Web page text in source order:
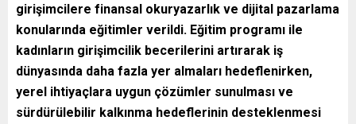
girişimcilere finansal okuryazarlık ve dijital pazarlama
konularında eğitimler verildi. Eğitim programı ile
kadınların girişimcilik becerilerini artırarak iş
dünyasında daha fazla yer almaları hedeflenirken,
yerel ihtiyaçlara uygun çözümler sunulması ve
sürdürülebilir kalkınma hedeflerinin desteklenmesi